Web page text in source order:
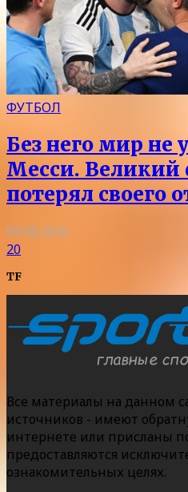
ФУТБОЛ
Без него мир не
Месси. Великий
потерял своего
09.08.2026
20
TF
Все материалы на данном
источников - имеют
интернете или присланы
предоставляются
ознакомительных целях.